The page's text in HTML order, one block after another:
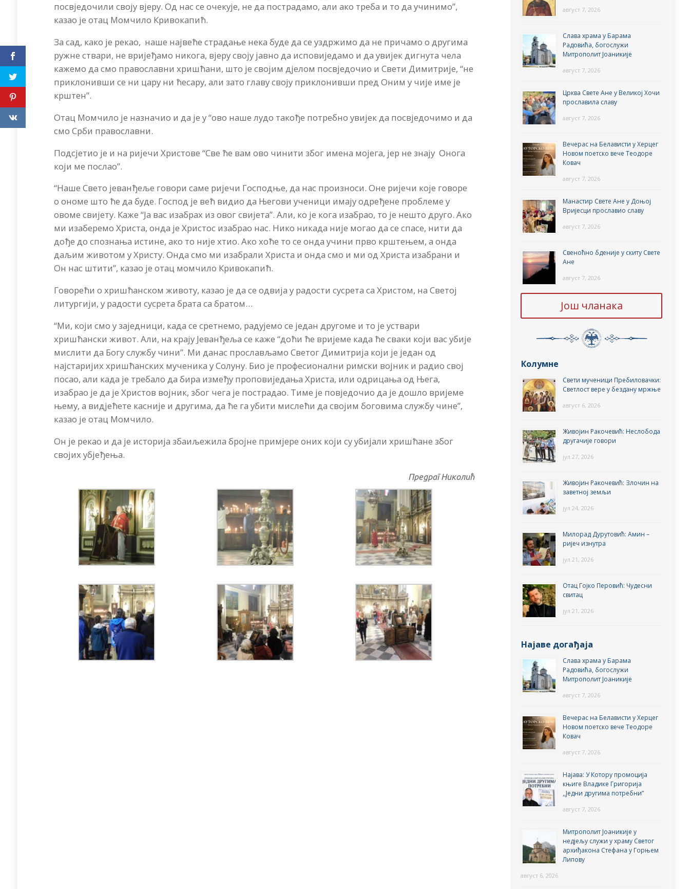
посвједочили своју вјеру. Од нас се очекује, не да пострадамо, али ако треба и то да учинимо”,
казао је отац Момчило Кривокапић.
За сад, како је рекао, наше највеће страдање нека буде да се уздржимо да не причамо о другима
ружне ствари, не вријеђамо никога, вјеру своју јавно да исповиједамо и да увијек дигнута чела
кажемо да смо православни хришћани, што је својим дјелом посвједочио и Свети Димитрије, “не
приклонивши се ни цару ни ћесару, али зато главу своју приклонивши пред Оним у чије име је
крштен”.
Отац Момчило је назначио и да је у “ово наше лудо такође потребно увијек да посвједочимо и да
смо Срби православни.
Подсјетио је и на ријечи Христове “Све ће вам ово чинити због имена мојега, јер не знају Онога
који ме послао”.
“Наше Свето јеванђеље говори саме ријечи Господње, да нас произноси. Оне ријечи које говоре
о ономе што ће да буде. Господ је већ видио да Његови ученици имају одређене проблеме у
овоме свијету. Каже “Ја вас изабрах из овог свијета”. Али, ко је кога изабрао, то је нешто друго. Ако
ми изаберемо Христа, онда је Христос изабрао нас. Нико никада није могао да се спасе, нити да
дође до спознања истине, ако то није хтио. Ако хоће то се онда учини прво крштењем, а онда
даљим животом у Христу. Онда смо ми изабрали Христа и онда смо и ми од Христа изабрани и
Он нас штити”, казао је отац момчило Кривокапић.
Говорећи о хришћанском животу, казао је да се одвија у радости сусрета са Христом, на Светој
литургији, у радости сусрета брата са братом…
“Ми, који смо у заједници, када се сретнемо, радујемо се један другоме и то је уствари
хришћански живот. Али, на крају Јеванђеља се каже “доћи ће вријеме када ће сваки који вас убије
мислити да Богу службу чини”. Ми данас прослављамо Светог Димитрија који је један од
најстаријих хришћанских мученика у Солуну. Био је професионални римски војник и радио свој
посао, али када је требало да бира између проповиједања Христа, или одрицања од Њега,
изабрао је да је Христов војник, због чега је пострадао. Тиме је повједочио да је дошло вријеме
њему, а видјећете касније и другима, да ће га убити мислећи да својим боговима службу чине”,
казао је отац Момчило.
Он је рекао и да је историја збаиљежила бројне примјере оних који су убијали хришћане због
својих убјеђења.
Предраг Николић
август 7, 2026
Слава храма у Барама
Радовића, богослужи
Митрополит Јоаникије
август 7, 2026
Црква Свете Ане у Великој Хочи
прославила славу
август 7, 2026
Вечерас на Белависти у Херцег
Новом поетско вече Теодоре
Ковач
август 7, 2026
Манастир Свете Ане у Доњој
Вријесци прославио славу
август 7, 2026
Свеноћно бденије у скиту Свете
Ане
август 7, 2026
Још чланака
Колумне
Свети мученици Пребиловачки:
Светлост вере у бездану мржње
август 6, 2026
Живојин Ракочевић: Неслобода
другачије говори
јул 27, 2026
Живојин Ракочевић: Злочин на
заветној земљи
јул 24, 2026
Милорад Дурутовић: Амин –
ријеч изнутра
јул 21, 2026
Отац Гојко Перовић: Чудесни
свитац
јул 21, 2026
Најаве догађаја
Слава храма у Барама
Радовића, богослужи
Митрополит Јоаникије
август 7, 2026
Вечерас на Белависти у Херцег
Новом поетско вече Теодоре
Ковач
август 7, 2026
Најава: У Котору промоција
књиге Владике Григорија
,,Једни другима потребни”
август 7, 2026
Митрополит Јоаникије у
недјељу служи у храму Светог
архиђакона Стефана у Горњем
Липову
август 6, 2026